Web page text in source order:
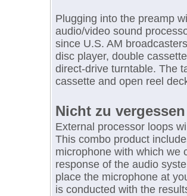
Plugging into the preamp
audio/video sound
since U.S. AM
disc player, double
direct-drive turntable. The
cassette and open reel
Nicht zu
External processor loops
This combo product
microphone with which we
response of the audio
place the microphone at
is conducted with the